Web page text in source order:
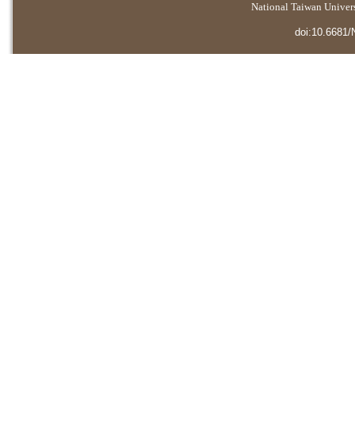
National Taiwan
doi:10.6681/